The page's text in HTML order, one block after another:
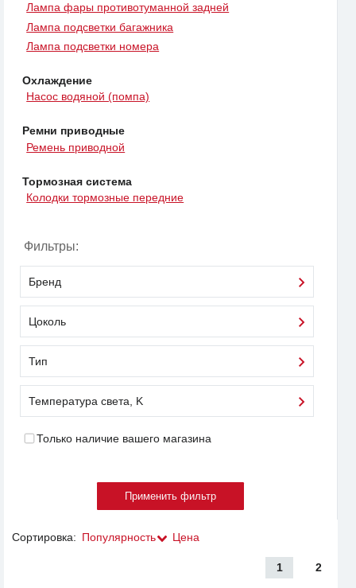
Лампа фары противотуманной задней
Лампа подсветки багажника
Лампа подсветки номера
Охлаждение
Насос водяной (помпа)
Ремни приводные
Ремень приводной
Тормозная система
Колодки тормозные передние
Фильтры:
Бренд
Цоколь
Тип
Температура света, K
Только наличие вашего магазина
Сортировка: Популярность Цена
1 2